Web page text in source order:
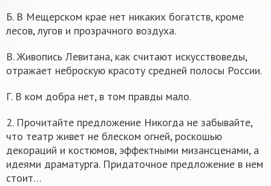
Б. В Мещерском крае нет никаких богатств, кроме
лесов, лугов и прозрачного воздуха.
В. Живопись Левитана, как считают искусствоведы,
отражает неброскую красоту средней полосы России.
Г. В ком добра нет, в том правды мало.
2. Прочитайте предложение Никогда не забывайте,
что театр живет не блеском огней, роскошью
декораций и костюмов, эффектными мизансценами, а
идеями драматурга. Придаточное предложение в нем
стоит…